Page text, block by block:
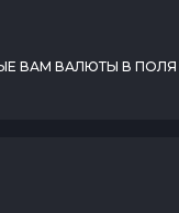
ВАМ ВАЛЮТЫ В ПОЛЯ